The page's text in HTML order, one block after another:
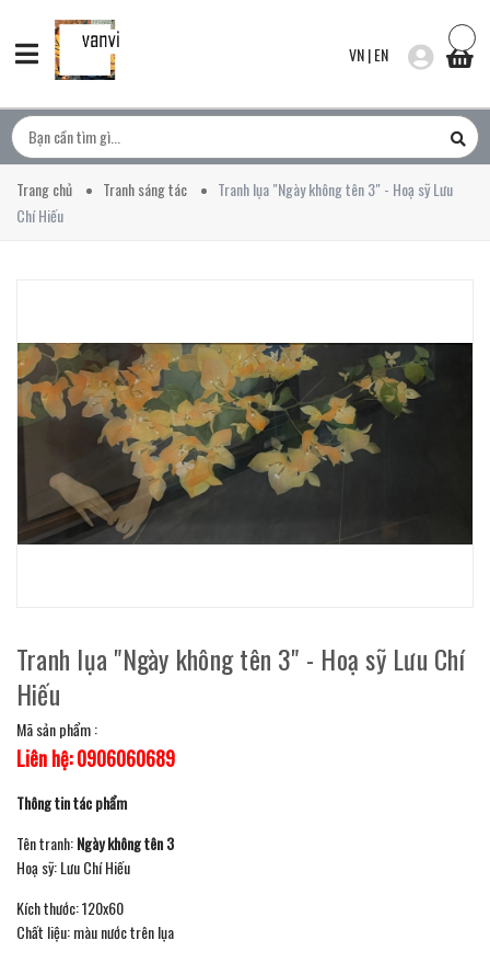
VN|EN
Trang chủ Tranh sáng tác
Tranh lụa "Ngày không tên 3" - Hoạ sỹ Lưu
Chí Hiếu
Tranh lụa "Ngày không tên 3" - Hoạ sỹ Lưu Chí
Hiếu
Mã sản phẩm :
Liên hệ: 0906060689
Thông tin tác phẩm
Tên tranh:Ngày không tên 3
Hoạ sỹ: Lưu Chí Hiếu
Kích thước: 120x60
Chất liệu: màu nước trên lụa